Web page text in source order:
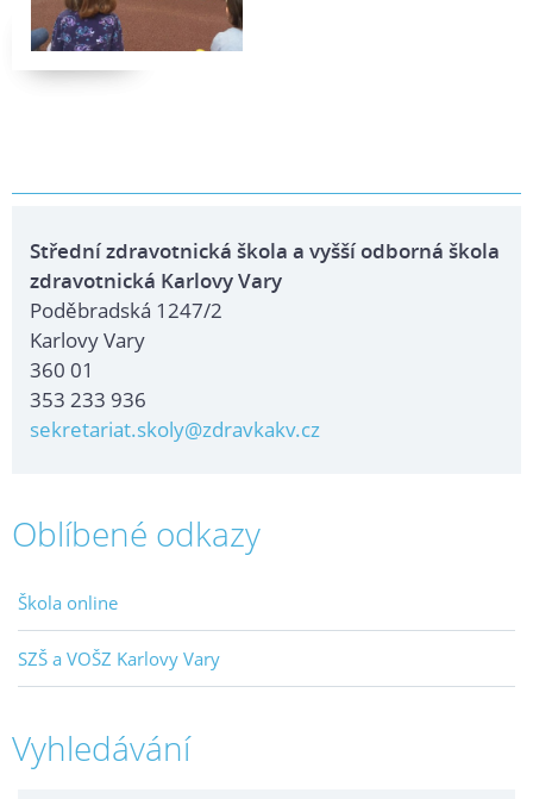
Střední zdravotnická škola a vyšší odborná škola
zdravotnická Karlovy Vary
Poděbradská 1247/2
Karlovy Vary
360 01
353 233 936
sekretariat.skoly@zdravkakv.cz
Oblíbené odkazy
Škola online
SZŠ a VOŠZ Karlovy Vary
Vyhledávání